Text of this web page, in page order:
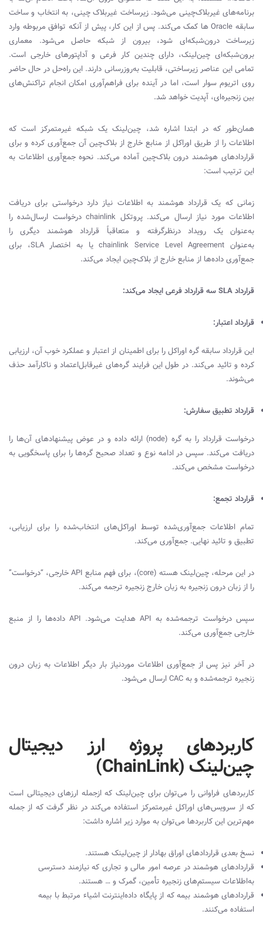
برنامه‌های غیر‌بلاک‌چینی می‌شود. زیرساخت غیربلاک چینی، به انتخاب و ساخت
سابقه Oracleها کمک می‌کند. پس از این کار، پیش از آنکه توافق مربوطه وارد
زیرساخت درون‌شبکه‌ای شود، بیرون از شبکه حاصل می‌شود. معماری
برون‌شبکه‌ای چین‌لینک، دارای چندین کار فرعی و آداپتورهای خارجی است.
تمامی این عناصر زیرساختی، قابلیت به‌روزرسانی دارند. این راه‌حل در حال حاضر
روی اتریوم سوار است، اما در آینده برای فراهم‌آوری امکان انجام تراکنش‌های
بین‌ زنجیره‌ای، آپدیت خواهد شد.
همان‌طور که در ابتدا اشاره شد، چین‌لینک یک شبکه غیرمتمرکز است که
اطلاعات را از طریق اوراکل از منابع خارج از بلاک‌چین آن جمع‌آوری کرده و برای
قراردادهای هوشمند درون بلاک‌چین آماده‌ می‌کند. نحوه جمع‌آوری اطلاعات به‌
این‌ ترتیب است:
زمانی که یک قرارداد هوشمند به اطلاعات نیاز دارد درخواستی برای دریافت
اطلاعات مورد نیاز ارسال‌ می‌کند. پروتکل chainlinkدرخواست ارسال‌شده را
به‌عنوان یک رویداد درنظرگرفته و متعاقباً قرارداد هوشمند دیگری را
به‌عنوان chainlink Service Level Agreementیا به‌ اختصارSLA، برای
جمع‌آوری داده‌ها از منابع خارج از بلاک‌چین ایجاد می‌کند.
قراردادSLAسه قرارداد فرعی ایجاد‌ می‌کند:
قرارداد اعتبار:
این قرارداد سابقه گره اوراکل را برای اطمینان از اعتبار و عملکرد خوب آن، ارزیابی
کرده و تائید می‌کند. در طول این فرایند گره‌های غیرقابل‌اعتماد و ناکارآمد حذف
می‌شوند.
قرارداد تطبیق سفارش:
درخواست قرارداد را به گره (node) ارائه داده و در عوض پیشنهاد‌های آن‌ها را
دریافت ‌می‌کند. سپس در ادامه نوع و تعداد صحیح گره‌ها را برای پاسخگویی به
درخواست مشخص ‌می‌کند.
قرارداد تجمع:
تمام اطلاعات جمع‌آوری‌شده توسط اوراکل‌های انتخاب‌شده را برای ارزیابی،
تطبیق و تائید نهایی. جمع‌آوری می‌کند.
در این مرحله، چین‌لینک هسته (core)، برای فهم منابع APIخارجی، “درخواست”
را از زبان درون زنجیره‌ به زبان خارج زنجیره ترجمه‌ می‌کند.
سپس درخواست ترجمه‌شده به API هدایت‌ می‌شود. APIداده‌ها را از منبع
خارجی جمع‌آوری می‌کند.
در آخر نیز پس از جمع‌آوری اطلاعات موردنیاز بار دیگر اطلاعات به زبان درون
زنجیره ترجمه‌شده و بهCACارسال می‌شود.
کاربردهای پروژه ارز دیجیتال
چین‌لینک (ChainLink)
کاربردهای فراوانی را می‌توان برای چین‌لینک که از‌جمله ارزهای دیجیتالی است
که از سرویس‌های اوراکل غیرمتمرکز استفاده می‌کند در نظر گرفت که از جمله
مهم‌ترین این کاربردها می‌توان به موارد زیر اشاره داشت:
نسخ بعدی قراردادهای اوراق بهادار از چین‌لینک هستند.
قرارداد‌های هوشمند در عرصه امور مالی و تجاری که نیازمند دسترسی
به‌اطلاعات سیستم‌های زنجیره تأمین، گمرک و … هستند.
قراردادهای هوشمند بیمه که از پایگاه داده‌‌اینترنت اشیاء مرتبط با بیمه
استفاده می‌‌کنند.